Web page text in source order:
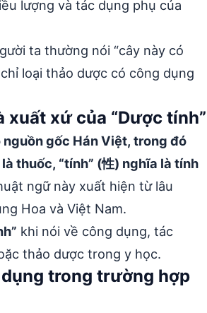
lượng và tác dụng phụ của
ta thường nói “cây này có
loại thảo dược có công dụng
xuất xứ của “Dược tính”
gốc Hán Việt, trong đó
thuốc, “tính” (性) nghĩa là tính
ngữ này xuất hiện từ lâu
Hoa và Việt Nam.
khi nói về công dụng, tác
thảo dược trong y học.
trong trường hợp